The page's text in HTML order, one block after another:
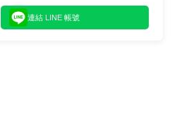
連結 LINE 帳號